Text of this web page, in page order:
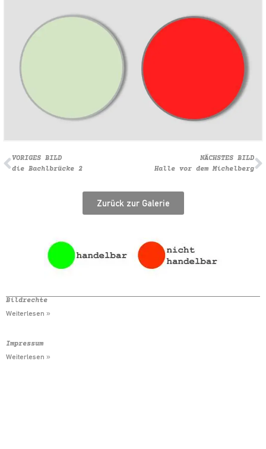
VORIGES BILD
die Bachlbrücke 2
NÄCHSTES BILD
Halle vor dem Michelberg
Zurück zur Galerie
Bildrechte
Weiterlesen »
Impressum
Weiterlesen »